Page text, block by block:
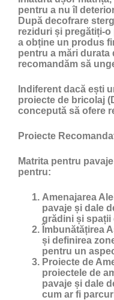
pentru a nu îl
După decofrare
reziduri și pregătiți-
a obține un produs
pentru a mări durata
recomandăm să
Indiferent dacă ești
proiecte de bricolaj
concepută să ofere
Proiecte
Matrita pentru
pentru:
Amenajarea
pavaje și dale
grădini și spații
Îmbunătățirea
și definirea
pentru un
Proiecte de
proiectele de
pavaje și dale
cum ar fi